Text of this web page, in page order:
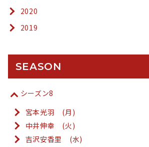
2020
2019
SEASON
シーズン8
宮本光羽 (月)
中井伸幸 (火)
吉沢安香里 (水)